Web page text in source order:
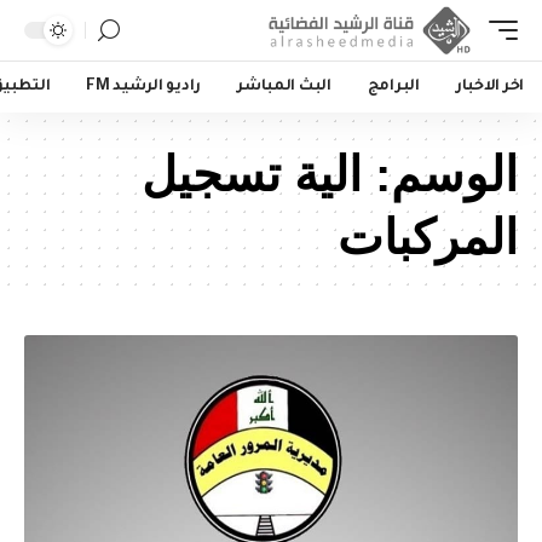
اخر الاخبار البرامج البث المباشر راديو الرشيد FM
الوسم: الية تسجيل
المركبات